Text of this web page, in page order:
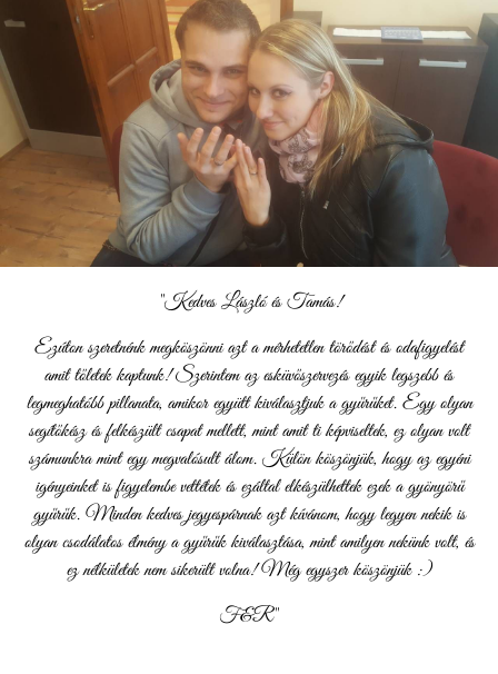
"Kedves László és Tamás!
Ezúton szeretnénk megköszönni azt a mérhetetlen törődést és odafigyelést
amit tőletek kaptunk! Szerintem az esküvőszervezés egyik legszebb és
legmeghatóbb pillanata, amikor együtt kiválasztjuk a gyűrűket. Egy olyan
segítőkész és felkészült csapat mellett, mint amit ti képviseltek, ez olyan volt
számunkra mint egy megvalósult álom. Külön köszönjük, hogy az egyéni
igényeinket is figyelembe vettétek és ezáltal elkészülhettek ezek a gyönyörű
gyűrűk. Minden kedves jegyespárnak azt kívánom, hogy legyen nekik is
olyan csodálatos élmény a gyűrűk kiválasztása, mint amilyen nekünk volt, és
ez nélkületek nem sikerült volna! Még egyszer köszönjük :)
F&R"